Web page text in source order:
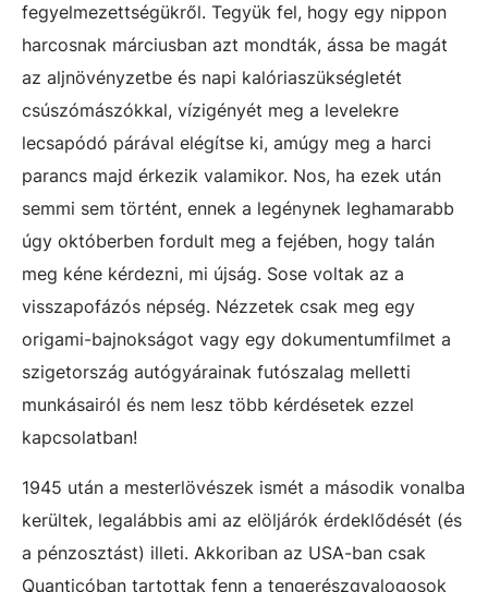
fegyelmezettségükről. Tegyük fel, hogy egy nippon
harcosnak márciusban azt mondták, ássa be magát
az aljnövényzetbe és napi kalóriaszükségletét
csúszómászókkal, vízigényét meg a levelekre
lecsapódó párával elégítse ki, amúgy meg a harci
parancs majd érkezik valamikor. Nos, ha ezek után
semmi sem történt, ennek a legénynek leghamarabb
úgy októberben fordult meg a fejében, hogy talán
meg kéne kérdezni, mi újság. Sose voltak az a
visszapofázós népség. Nézzetek csak meg egy
origami-bajnokságot vagy egy dokumentumfilmet a
szigetország autógyárainak futószalag melletti
munkásairól és nem lesz több kérdésetek ezzel
kapcsolatban!
1945 után a mesterlövészek ismét a második vonalba
kerültek, legalábbis ami az elöljárók érdeklődését (és
a pénzosztást) illeti. Akkoriban az USA-ban csak
Quanticóban tartottak fenn a tengerészgyalogosok